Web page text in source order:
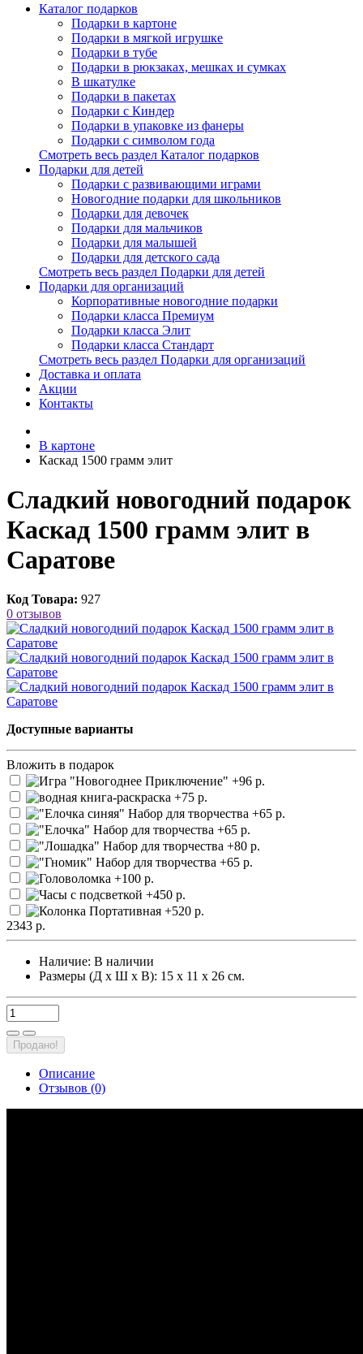
Каталог подарков
Подарки в картоне
Подарки в мягкой игрушке
Подарки в тубе
Подарки в рюкзаках, мешках и сумках
В шкатулке
Подарки в пакетах
Подарки с Киндер
Подарки в упаковке из фанеры
Подарки с символом года
Смотреть весь раздел Каталог подарков
Подарки для детей
Подарки с развивающими играми
Новогодние подарки для школьников
Подарки для девочек
Подарки для мальчиков
Подарки для малышей
Подарки для детского сада
Смотреть весь раздел Подарки для детей
Подарки для организаций
Корпоративные новогодние подарки
Подарки класса Премиум
Подарки класса Элит
Подарки класса Стандарт
Смотреть весь раздел Подарки для организаций
Доставка и оплата
Акции
Контакты
В картоне
Каскад 1500 грамм элит
Сладкий новогодний подарок
Каскад 1500 грамм элит в
Саратове
Код Товара: 927
0 отзывов
Доступные варианты
Вложить в подарок
2343 р.
Наличие: В наличии
Размеры (Д х Ш х В): 15 х 11 х 26 см.
Продано!
Описание
Отзывов (0)